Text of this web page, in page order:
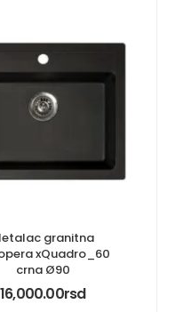
granitna
xQuadro_60
crna Ø90
16,000.00rsd